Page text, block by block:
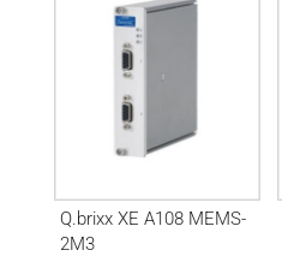
Q.brixx XE A108 MEMS-
2M3